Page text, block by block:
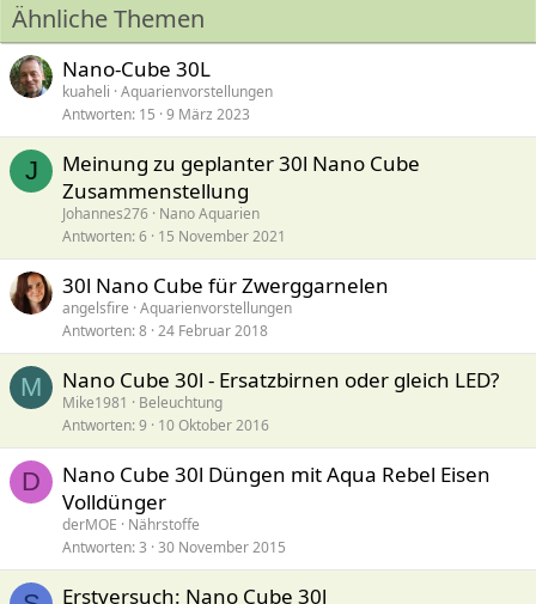
Ähnliche Themen
Nano-Cube 30L
kuaheli Aquarienvorstellungen
Antworten 15 9 März 2023
J
Meinung zu geplanter 30l Nano Cube
Zusammenstellung
Johannes276 Nano Aquarien
Antworten 6 15 November 2021
30l Nano Cube für Zwerggarnelen
angelsfire Aquarienvorstellungen
Antworten 8 24 Februar 2018
M Nano Cube 30l - Ersatzbirnen oder gleich LED?
Mike1981
Beleuchtung
Antworten 9 10 Oktober 2016
D
Nano Cube 30l Düngen mit Aqua Rebel Eisen
Volldünger
derMOE
Nährstoffe
Antworten 3 30 November 2015
Erstversuch: Nano Cube 30l